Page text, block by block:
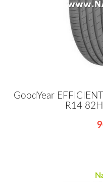
GoodYear
R14